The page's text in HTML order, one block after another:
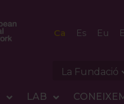
Ca Es Eu
La Fundació
LAB